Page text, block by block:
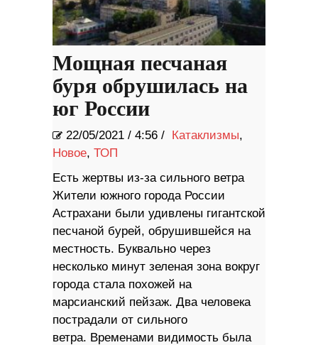
Мощная песчаная
буря обрушилась на
юг России
22/05/2021 / 4:56 / Катаклизмы,
Новое, ТОП
Есть жертвы из-за сильного ветра
Жители южного города России
Астрахани были удивлены гигантской
песчаной бурей, обрушившейся на
местность. Буквально через
несколько минут зеленая зона вокруг
города стала похожей на
марсианский пейзаж. Два человека
пострадали от сильного
ветра. Временами видимость была